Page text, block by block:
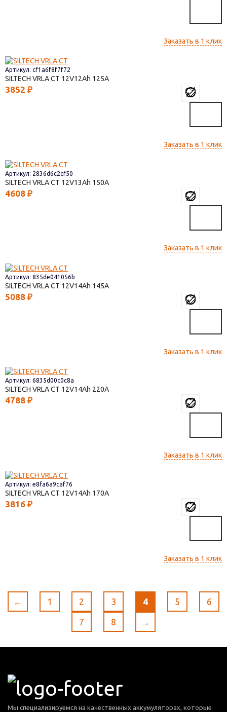
Заказать в 1 клик
Артикул: cf1a6f8f7f72
SILTECH VRLA СТ 12V12 125
3852 ₽
Заказать в 1 клик
Артикул: 2836d6c2cf50
SILTECH VRLA СТ 12V13 150
4608 ₽
Заказать в 1 клик
Артикул: 835de041056b
SILTECH VRLA СТ 12V14 145
5088 ₽
Заказать в 1 клик
Артикул: 6835d00c0c8a
SILTECH VRLA СТ 12V14 220
4788 ₽
Заказать в 1 клик
Артикул: e8fa6a9caf76
SILTECH VRLA СТ 12V14 170
3816 ₽
Заказать в 1 клик
← 1 2 3 4 5
6
7
8 →
Мы специализируемся на качественных аккумуляторах, которые